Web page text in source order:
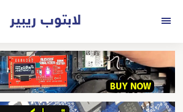
المحتوى
لابتوب ريبير